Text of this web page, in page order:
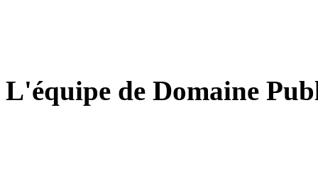
L'équipe de Domaine